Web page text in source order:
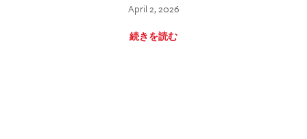
April 2, 2026
続きを読む